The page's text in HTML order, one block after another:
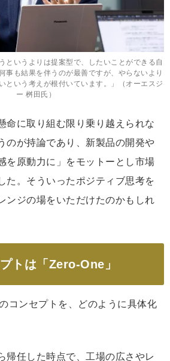
というよりは提案型で、したいことができる自
事も結果を伴うのが最善ですが、やらないより
という考えが根付いています。」（オーエスジ
ー 桝田氏）
命に取り組む限り乗り越えられな
のが持論であり、新製品の開発や
を原動力に」をモットーとし市場
た。そういったポジティブ思考を
ンジの場をいただけたのかもしれ
トは「Zero-One」
コンセプトを、どのように具体化
任した時点で、工場の広さやレ